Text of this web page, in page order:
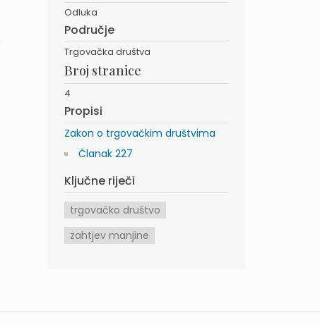
Odluka
Područje
Trgovačka društva
Broj stranice
4
Propisi
Zakon o trgovačkim društvima
Članak 227
Ključne riječi
trgovačko društvo
zahtjev manjine